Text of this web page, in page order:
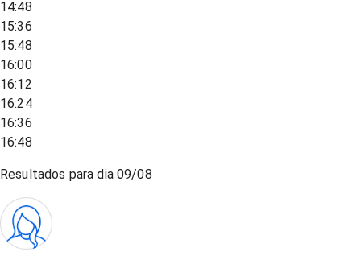
14:48
15:36
15:48
16:00
16:12
16:24
16:36
16:48
Resultados para dia09/08